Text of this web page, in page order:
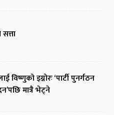
विष्णुको इग्नोरः ‘पार्टी पुनर्गठन
मात्रै भेट्ने